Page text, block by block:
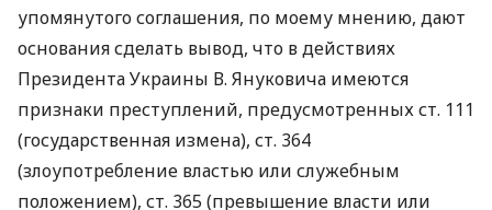
упомянутого соглашения, по моему мнению, дают
основания сделать вывод, что в действиях
Президента Украины В. Януковича имеются
признаки преступлений, предусмотренных ст. 111
(государственная измена), ст. 364
(злоупотребление властью или служебным
положением), ст. 365 (превышение власти или